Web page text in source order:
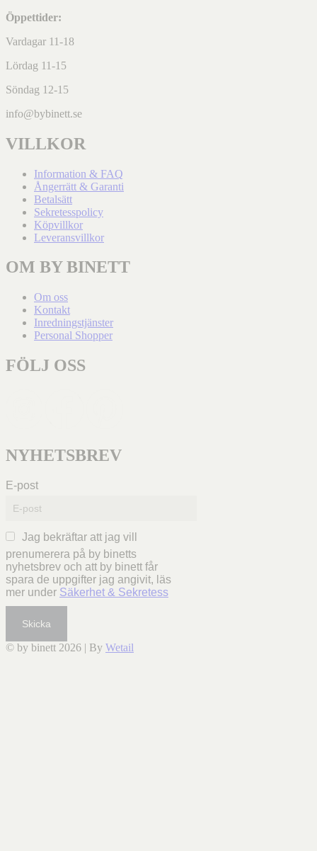
Öppettider:
Vardagar 11-18
Lördag 11-15
Söndag 12-15
info@bybinett.se
VILLKOR
Information & FAQ
Ångerrätt & Garanti
Betalsätt
Sekretesspolicy
Köpvillkor
Leveransvillkor
OM BY BINETT
Om oss
Kontakt
Inredningstjänster
Personal Shopper
FÖLJ OSS
NYHETSBREV
E-post
Jag bekräftar att jag vill
prenumerera på by binetts
nyhetsbrev och att by binett får
spara de uppgifter jag angivit, läs
mer under Säkerhet & Sekretess
Skicka
© by binett 2026 | By Wetail